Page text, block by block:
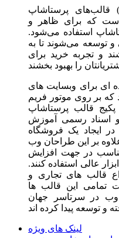
قالب‌های پرستاشاپ (PrestaShop themes) مجموعه‌ای از
که برای ظاهر و
استفاده می‌شود.
توسعه می‌شوند تا به
و تجربه خرید برای
ای برای وبسایت های
که بر روی موتور فریم
قالب پرستاشاپ
و اسناد رسمی آموزش
ایجاد یک فروشگاه
بر این طراحان وب
در جهت افزایش
عالی استفاده کنند.
قالب های تجاری و
تمامی این قالب ها
در سرتاسر جهان
لینک های ویژه